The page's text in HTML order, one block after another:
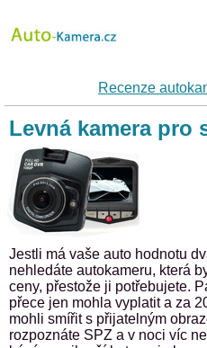
Recenze
Levná kamera pro
Jestli má vaše auto hodnotu
nehledáte autokameru, která
ceny, přestože ji potřebujete.
přece jen mohla vyplatit a za
mohli smířit s přijatelným
rozpoznáte SPZ a v noci víc